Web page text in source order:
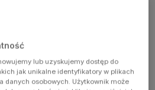
lub uzyskujemy dostęp do
jak unikalne identyfikatory w plikach
danych osobowych. Użytkownik może